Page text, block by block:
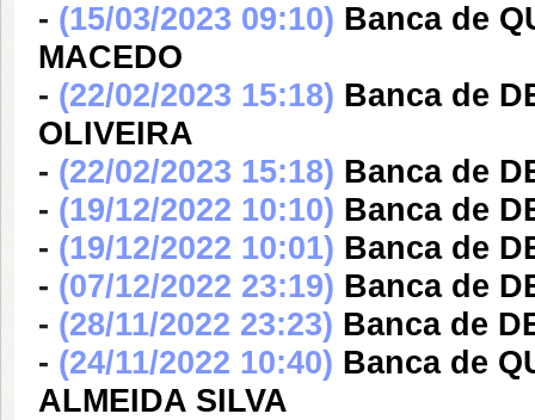
- (15/03/2023 09:10) Banca de
MACEDO
- (22/02/2023 15:18) Banca de
OLIVEIRA
- (22/02/2023 15:18) Banca de
- (19/12/2022 10:10) Banca de
- (19/12/2022 10:01) Banca de
- (07/12/2022 23:19) Banca de
- (28/11/2022 23:23) Banca de
- (24/11/2022 10:40) Banca de
ALMEIDA SILVA